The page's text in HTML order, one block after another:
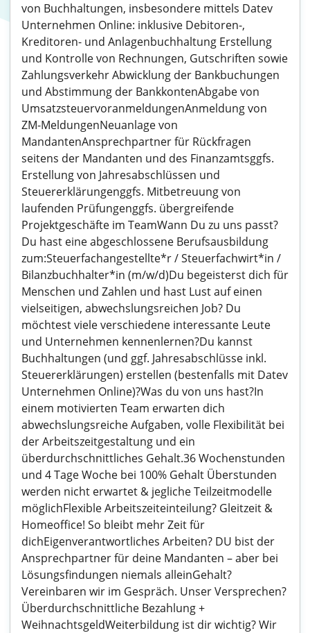
von Buchhaltungen, insbesondere mittels Datev
Unternehmen Online: inklusive Debitoren-,
Kreditoren- und Anlagenbuchhaltung Erstellung
und Kontrolle von Rechnungen, Gutschriften sowie
Zahlungsverkehr Abwicklung der Bankbuchungen
und Abstimmung der BankkontenAbgabe von
UmsatzsteuervoranmeldungenAnmeldung von
ZM-MeldungenNeuanlage von
MandantenAnsprechpartner für Rückfragen
seitens der Mandanten und des Finanzamtsggfs.
Erstellung von Jahresabschlüssen und
Steuererklärungenggfs. Mitbetreuung von
laufenden Prüfungenggfs. übergreifende
Projektgeschäfte im TeamWann Du zu uns passt?
Du hast eine abgeschlossene Berufsausbildung
zum:Steuerfachangestellte*r / Steuerfachwirt*in /
Bilanzbuchhalter*in (m/w/d)Du begeisterst dich für
Menschen und Zahlen und hast Lust auf einen
vielseitigen, abwechslungsreichen Job? Du
möchtest viele verschiedene interessante Leute
und Unternehmen kennenlernen?Du kannst
Buchhaltungen (und ggf. Jahresabschlüsse inkl.
Steuererklärungen) erstellen (bestenfalls mit Datev
Unternehmen Online)?Was du von uns hast?In
einem motivierten Team erwarten dich
abwechslungsreiche Aufgaben, volle Flexibilität bei
der Arbeitszeitgestaltung und ein
überdurchschnittliches Gehalt.36 Wochenstunden
und 4 Tage Woche bei 100% Gehalt Überstunden
werden nicht erwartet & jegliche Teilzeitmodelle
möglichFlexible Arbeitszeiteinteilung? Gleitzeit &
Homeoffice! So bleibt mehr Zeit für
dichEigenverantwortliches Arbeiten? DU bist der
Ansprechpartner für deine Mandanten – aber bei
Lösungsfindungen niemals alleinGehalt?
Vereinbaren wir im Gespräch. Unser Versprechen?
Überdurchschnittliche Bezahlung +
WeihnachtsgeldWeiterbildung ist dir wichtig? Wir